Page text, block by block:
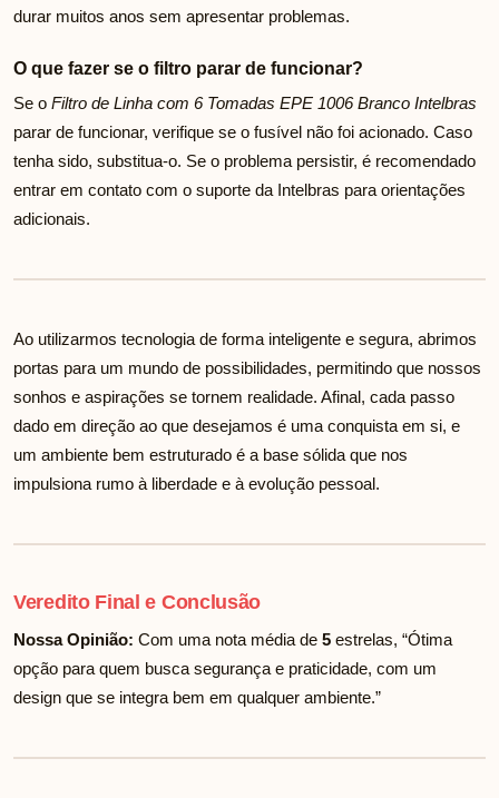
durar muitos anos sem apresentar problemas.
O que fazer se o filtro parar de funcionar?
Se o Filtro de Linha com 6 Tomadas EPE 1006 Branco Intelbras
parar de funcionar, verifique se o fusível não foi acionado. Caso
tenha sido, substitua-o. Se o problema persistir, é recomendado
entrar em contato com o suporte da Intelbras para orientações
adicionais.
Ao utilizarmos tecnologia de forma inteligente e segura, abrimos
portas para um mundo de possibilidades, permitindo que nossos
sonhos e aspirações se tornem realidade. Afinal, cada passo
dado em direção ao que desejamos é uma conquista em si, e
um ambiente bem estruturado é a base sólida que nos
impulsiona rumo à liberdade e à evolução pessoal.
Veredito Final e Conclusão
Nossa Opinião: Com uma nota média de 5 estrelas, “Ótima
opção para quem busca segurança e praticidade, com um
design que se integra bem em qualquer ambiente.”